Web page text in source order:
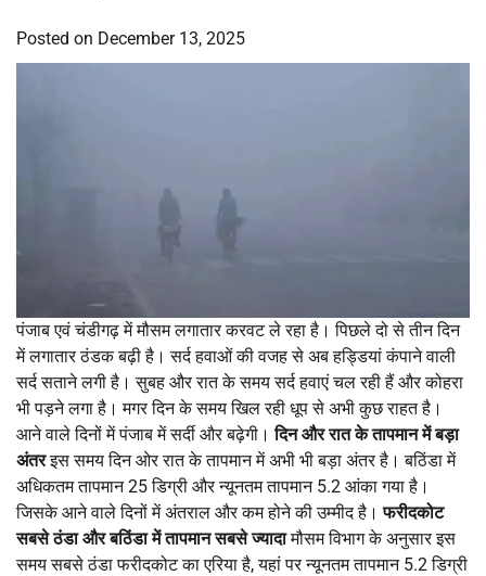
Posted on December 13, 2025
पंजाब एवं चंडीगढ़ में मौसम लगातार करवट ले रहा है। पिछले दो से तीन दिन
में लगातार ठंडक बढ़ी है। सर्द हवाओं की वजह से अब हड्डियां कंपाने वाली
सर्द सताने लगी है। सुबह और रात के समय सर्द हवाएं चल रही हैं और कोहरा
भी पड़ने लगा है। मगर दिन के समय खिल रही धूप से अभी कुछ राहत है।
आने वाले दिनों में पंजाब में सर्दी और बढ़ेगी।दिन और रात के तापमान में बड़ा
अंतरइस समय दिन ओर रात के तापमान में अभी भी बड़ा अंतर है। बठिंडा में
अधिकतम तापमान 25 डिग्री और न्यूनतम तापमान 5.2 आंका गया है।
जिसके आने वाले दिनों में अंतराल और कम होने की उम्मीद है।फरीदकोट
सबसे ठंडा और बठिंडा में तापमान सबसे ज्यादामौसम विभाग के अनुसार इस
समय सबसे ठंडा फरीदकोट का एरिया है, यहां पर न्यूनतम तापमान 5.2 डिग्री